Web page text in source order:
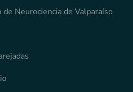
Neurociencia de Valparaíso